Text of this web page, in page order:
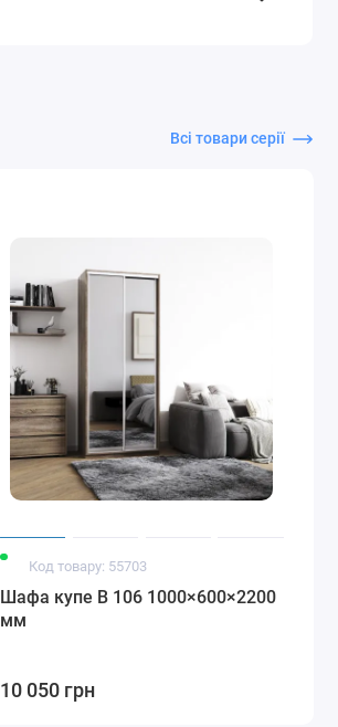
Всі товари серії
Код товару: 55703
Шафа купе В 106 1000×600×2200
мм
10 050 грн